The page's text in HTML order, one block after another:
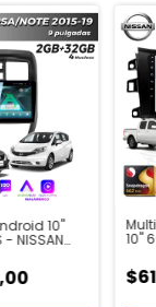
10"
- NISSAN 10"